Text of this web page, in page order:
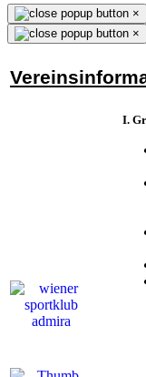
×
×
I.